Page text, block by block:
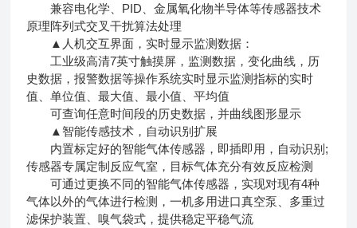
兼容电化学、PID、金属氧化物半导体等传感器技术
原理阵列式交叉干扰算法处理
▲人机交互界面，实时显示监测数据：
工业级高清7英寸触摸屏，监测数据，变化曲线，历
史数据，报警数据等操作系统实时显示监测指标的实时
值、单位值、最大值、最小值、平均值
可查询任意时间段的历史数据，并曲线图形显示
▲智能传感技术，自动识别扩展
内置标定好的智能气体传感器，即插即用，自动识别;
传感器专属定制反应气室，目标气体充分有效反应检测
可通过更换不同的智能气体传感器，实现对现有4种
气体以外的气体进行检测，一机多用进口真空泵、多重过
滤保护装置、嗅气袋式，提供稳定平稳气流